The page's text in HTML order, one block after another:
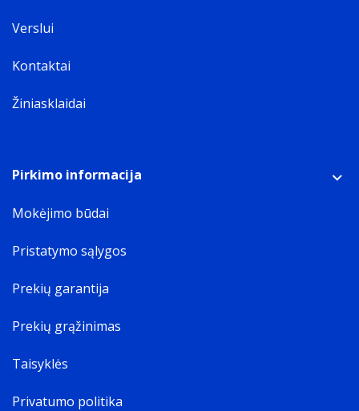
Verslui
Kontaktai
Žiniasklaidai
Pirkimo informacija
Mokėjimo būdai
Pristatymo sąlygos
Prekių garantija
Prekių grąžinimas
Taisyklės
Privatumo politika